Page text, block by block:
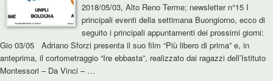
2018/05/03, Alto Reno Terme; newsletter n°15 I
principali eventi della settimana Buongiorno, ecco di
seguito i principali appuntamenti dei prossimi giorni:
Gio 03/05 Adriano Sforzi presenta il suo film “Più libero di prima” e, in
anteprima, il cortometraggio “Ire ebbasta”, realizzato dai ragazzi dell’Istituto
Montessori – Da Vinci – …